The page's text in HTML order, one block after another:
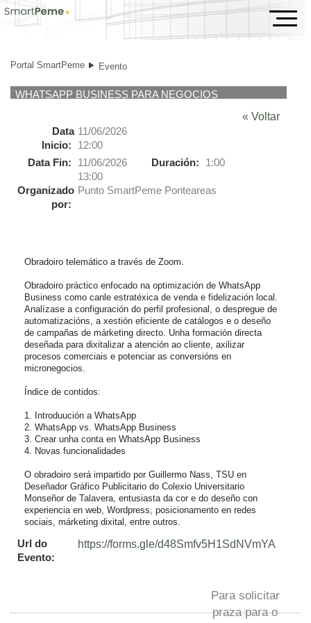
Evento
Portal SmartPeme Evento
WHATSAPP BUSINESS PARA NEGOCIOS
« Voltar
Data
Inicio:
11/06/2026
12:00
Data Fin:
11/06/2026
13:00
Duración: 1:00
Organizado
por:
Punto SmartPeme Ponteareas
Obradoiro telemático a través de Zoom.
Obradoiro práctico enfocado na optimización de WhatsApp
Business como canle estratéxica de venda e fidelización local.
Analízase a configuración do perfil profesional, o despregue de
automatizacións, a xestión eficiente de catálogos e o deseño
de campañas de márketing directo. Unha formación directa
deseñada para dixitalizar a atención ao cliente, axilizar
procesos comerciais e potenciar as conversións en
micronegocios.
Índice de contidos:
1. Introduución a WhatsApp
2. WhatsApp vs. WhatsApp Business
3. Crear unha conta en WhatsApp Business
4. Novas funcionalidades
O obradoiro será impartido por Guillermo Nass, TSU en
Deseñador Gráfico Publicitario do Colexio Universitario
Monseñor de Talavera, entusiasta da cor e do deseño con
experiencia en web, Wordpress, posicionamento en redes
sociais, márketing dixital, entre outros.
Url do
Evento:
https://forms.gle/d48Smfv5H1SdNVmYA
Para solicitar
praza para o